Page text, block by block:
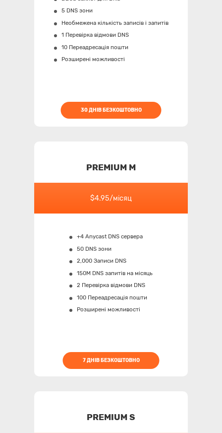
5 DNS зони
Необмежена кількість записів і запитів
1 Перевірка відмови DNS
10 Переадресація пошти
Розширені можливості
30 ДНІВ БЕЗКОШТОВНО
PREMIUM M
$4.95/місяц
+4 Anycast DNS сервера
50 DNS зони
2,000 Записи DNS
150M DNS запитів на місяць
2 Перевірка відмови DNS
100 Переадресація пошти
Розширені можливості
7 ДНІВ БЕЗКОШТОВНО
PREMIUM S